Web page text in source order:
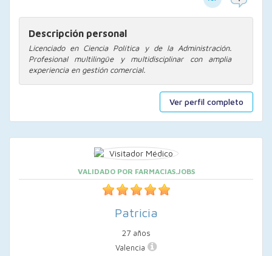
Ver perfil completo
Descripción personal
Licenciado en Ciencia Política y de la Administración.
Profesional multilingüe y multidisciplinar con amplia
experiencia en gestión comercial.
VALIDADO POR FARMACIAS.JOBS
Patricia
27 años
Valencia